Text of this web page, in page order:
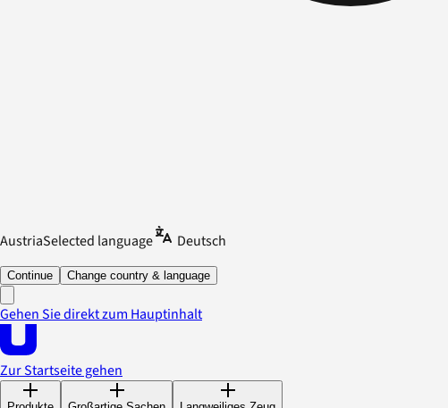
AustriaSelected language Deutsch
Continue Change country & language
Gehen Sie direkt zum Hauptinhalt
Zur Startseite gehen